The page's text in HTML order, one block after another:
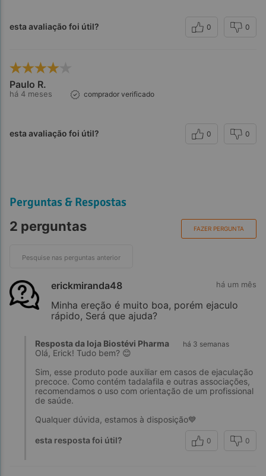
esta avaliação foi útil? 0 0
Paulo R.
há 4 meses comprador verificado
esta avaliação foi útil? 0 0
Perguntas & Respostas
2 perguntas FAZER PERGUNTA
erickmiranda48 há um mês
Minha ereção é muito boa, porém ejaculo
rápido, Será que ajuda?
Resposta da loja Biostévi Pharma há 3 semanas
Olá, Erick! Tudo bem? 😊
Sim, esse produto pode auxiliar em casos de ejaculação
precoce. Como contém tadalafila e outras associações,
recomendamos o uso com orientação de um profissional
de saúde.
Qualquer dúvida, estamos à disposição💙
esta resposta foi útil? 0 0